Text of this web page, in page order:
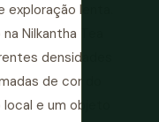
lenta.
Nilkantha Tea
densidades
de cor do
e um objeto